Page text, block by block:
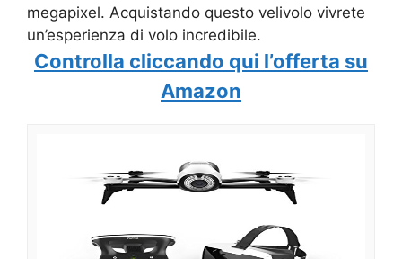
megapixel. Acquistando questo velivolo vivrete
un’esperienza di volo incredibile.
Controlla cliccando qui l’offerta su
Amazon